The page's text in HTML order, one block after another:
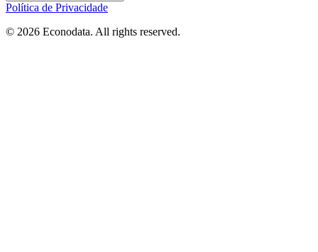
Política de Privacidade
© 2026 Econodata. All rights reserved.